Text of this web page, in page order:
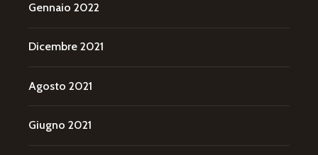
Gennaio 2022
Dicembre 2021
Agosto 2021
Giugno 2021